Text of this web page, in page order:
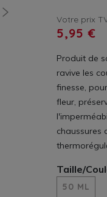
nächste Votre prix
5,95 €
Produit de
ravive les
finesse,
fleur,
chaussures
Taille/
50 ML